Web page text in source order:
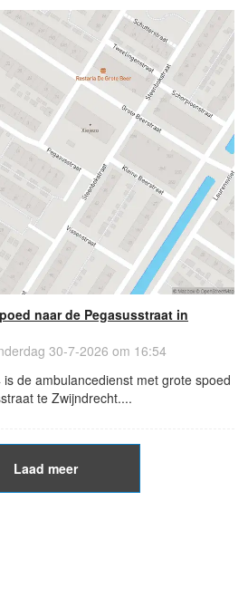
naar de Pegasusstraat in
30-7-2026 om 16:54
de ambulancedienst met grote spoed
te Zwijndrecht....
Laad meer